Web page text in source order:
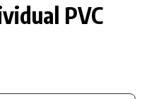
PVC